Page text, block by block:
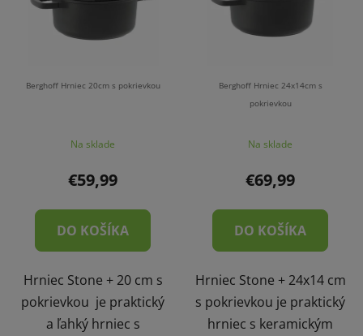
Berghoff Hrniec 20cm s pokrievkou
Na sklade
€59,99
DO KOŠÍKA
Hrniec Stone + 20 cm s
pokrievkou je praktický
a ľahký hrniec s
Berghoff Hrniec 24x14cm s
pokrievkou
Na sklade
€69,99
DO KOŠÍKA
Hrniec Stone + 24x14 cm
s pokrievkou je praktický
hrniec s keramickým